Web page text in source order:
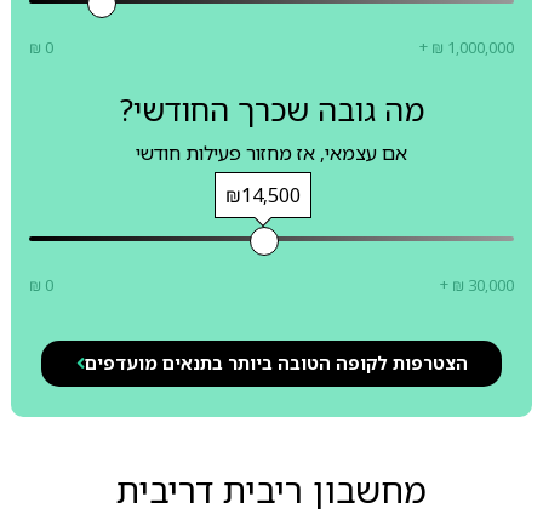
₪ 0 + ₪ 1,000,000
מה גובה שכרך החודשי?
אם עצמאי, אז מחזור פעילות חודשי
₪14,500
₪ 0 + ₪ 30,000
הצטרפות לקופה הטובה ביותר בתנאים מועדפים
מחשבון ריבית דריבית